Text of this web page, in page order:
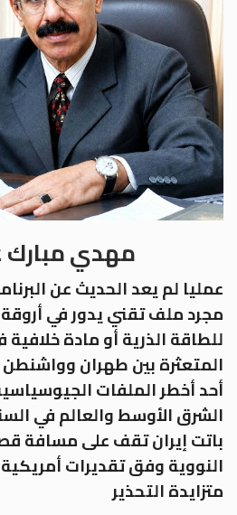
مهدي مبارك
عمليا لم يعد الحديث عن
مجرد ملف تقني يدور في أروقة
للطاقة الذرية أو مادة
المتعثرة بين طهران
أحد أخطر الملفات
الشرق الأوسط والعالم في
باتت إيران تقف على مسافة
النووية وفق تقديرات
متزايدة التحذير